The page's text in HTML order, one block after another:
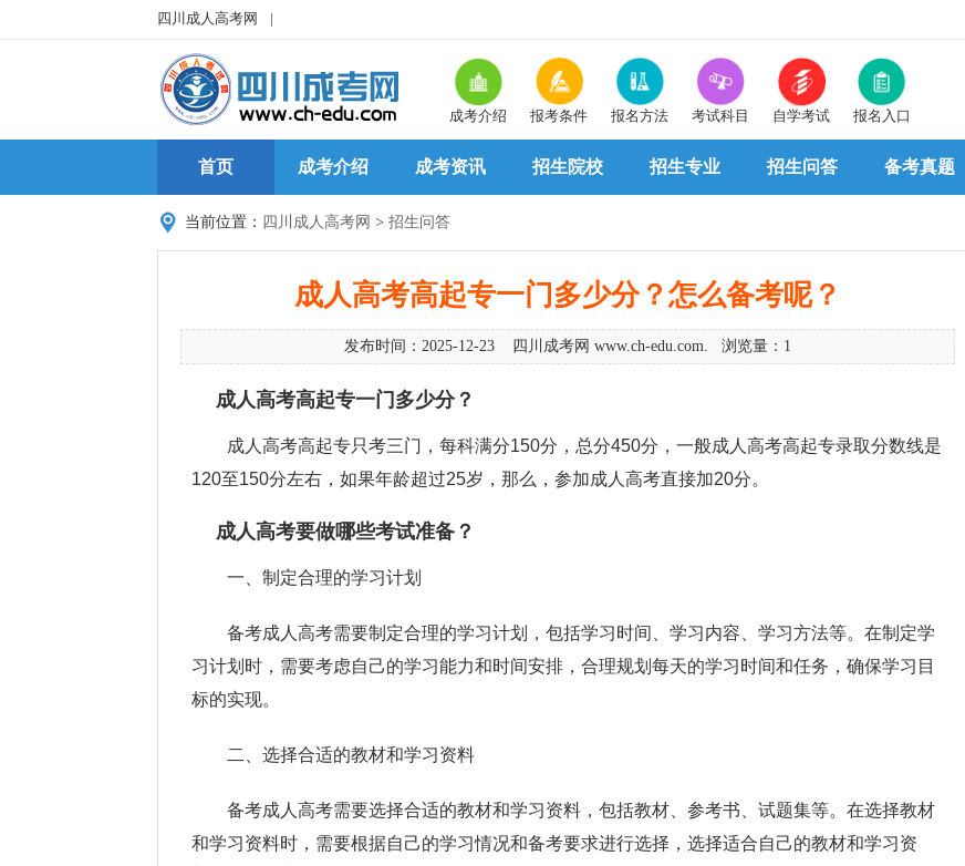
四川成人高考网 |
成考介绍 报考条件 报名方法 考试科目 自学考试 报名入口
首页 成考介绍 成考资讯 招生院校 招生专业 招生问答 备考真题
当前位置： 四川成人高考网 > 招生问答
成人高考高起专一门多少分？怎么备考呢？
发布时间：2025-12-23 四川成考网 www.ch-edu.com. 浏览量：1
成人高考高起专一门多少分？
成人高考高起专只考三门，每科满分150分，总分450分，一般成人高考高起专录取分数线是
120至150分左右，如果年龄超过25岁，那么，参加成人高考直接加20分。
成人高考要做哪些考试准备？
一、制定合理的学习计划
备考成人高考需要制定合理的学习计划，包括学习时间、学习内容、学习方法等。在制定学
习计划时，需要考虑自己的学习能力和时间安排，合理规划每天的学习时间和任务，确保学习目
标的实现。
二、选择合适的教材和学习资料
备考成人高考需要选择合适的教材和学习资料，包括教材、参考书、试题集等。在选择教材
和学习资料时，需要根据自己的学习情况和备考要求进行选择，选择适合自己的教材和学习资